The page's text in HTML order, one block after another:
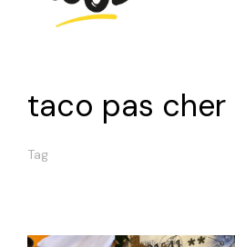
taco pas cher
Tag